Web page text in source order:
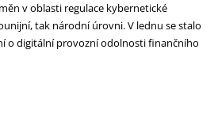
v oblasti regulace kybernetické
tak národní úrovni. V lednu se stalo
o digitální provozní odolnosti finančního